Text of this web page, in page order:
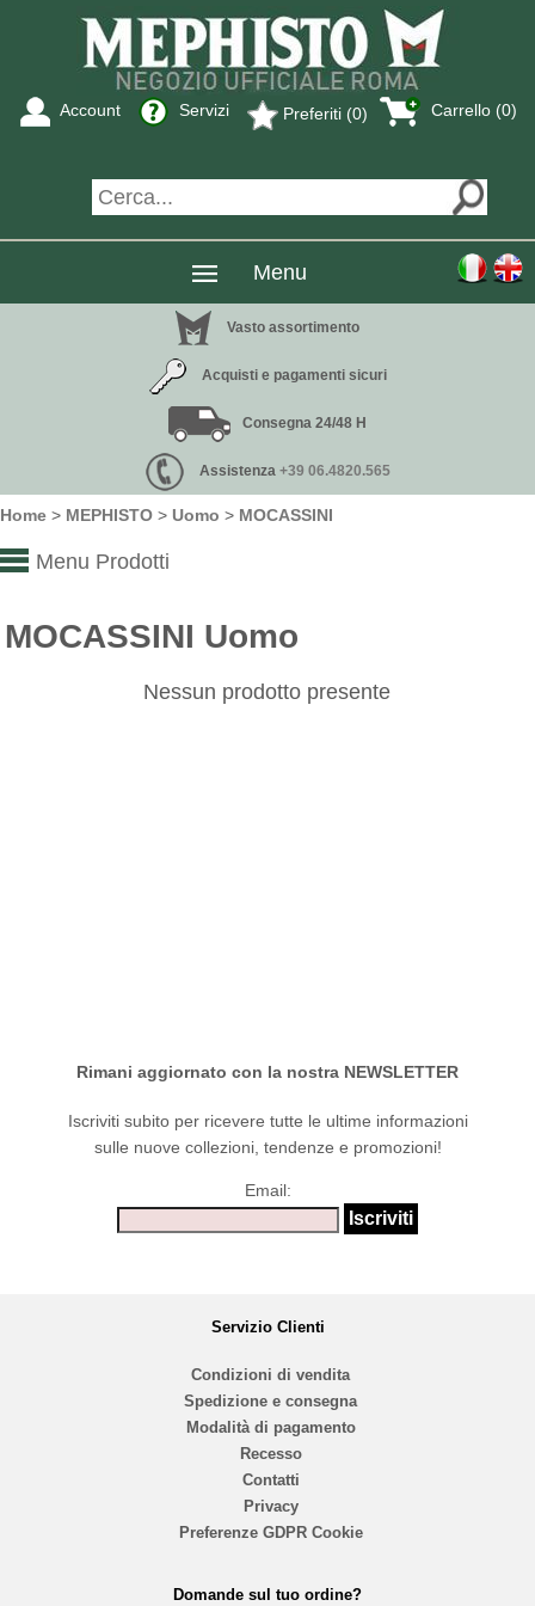
Carrello (0)
Preferiti (0)
Servizi
Account
Menu
Vasto assortimento
Acquisti e pagamenti sicuri
Consegna 24/48 H
Assistenza +39 06.4820.565
Home > MEPHISTO > Uomo > MOCASSINI
Menu Prodotti
MOCASSINI Uomo
Nessun prodotto presente
Rimani aggiornato con la nostra NEWSLETTER
Iscriviti subito per ricevere tutte le ultime informazioni
sulle nuove collezioni, tendenze e promozioni!
Email:
Servizio Clienti
Condizioni di vendita
Spedizione e consegna
Modalità di pagamento
Recesso
Contatti
Privacy
Preferenze GDPR Cookie
Domande sul tuo ordine?